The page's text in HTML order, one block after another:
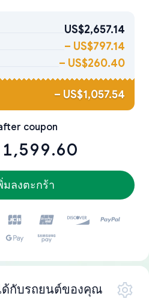
US$2,657.14
– US$797.14
– US$260.40
– US$1,057.54
coupon
1,599.60
มลงตะกร้า
ด้กับรถยนต์ของคุณ